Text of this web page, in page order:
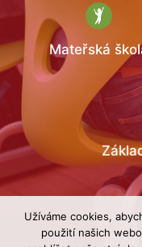
Mateřská
Užíváme cookies,
použití našich